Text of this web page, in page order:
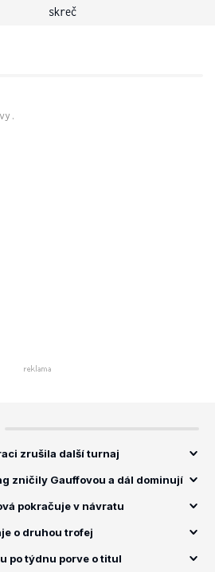
skreč
zrušila další turnaj
zničily Gauffovou a dál dominují
pokračuje v návratu
o druhou trofej
po týdnu porve o titul